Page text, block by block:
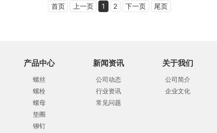
首页 上一页 1 2 下一页 尾页
产品中心
螺丝
螺栓
螺母
垫圈
铆钉
新闻资讯
公司动态
行业资讯
常见问题
关于我们
公司简介
企业文化